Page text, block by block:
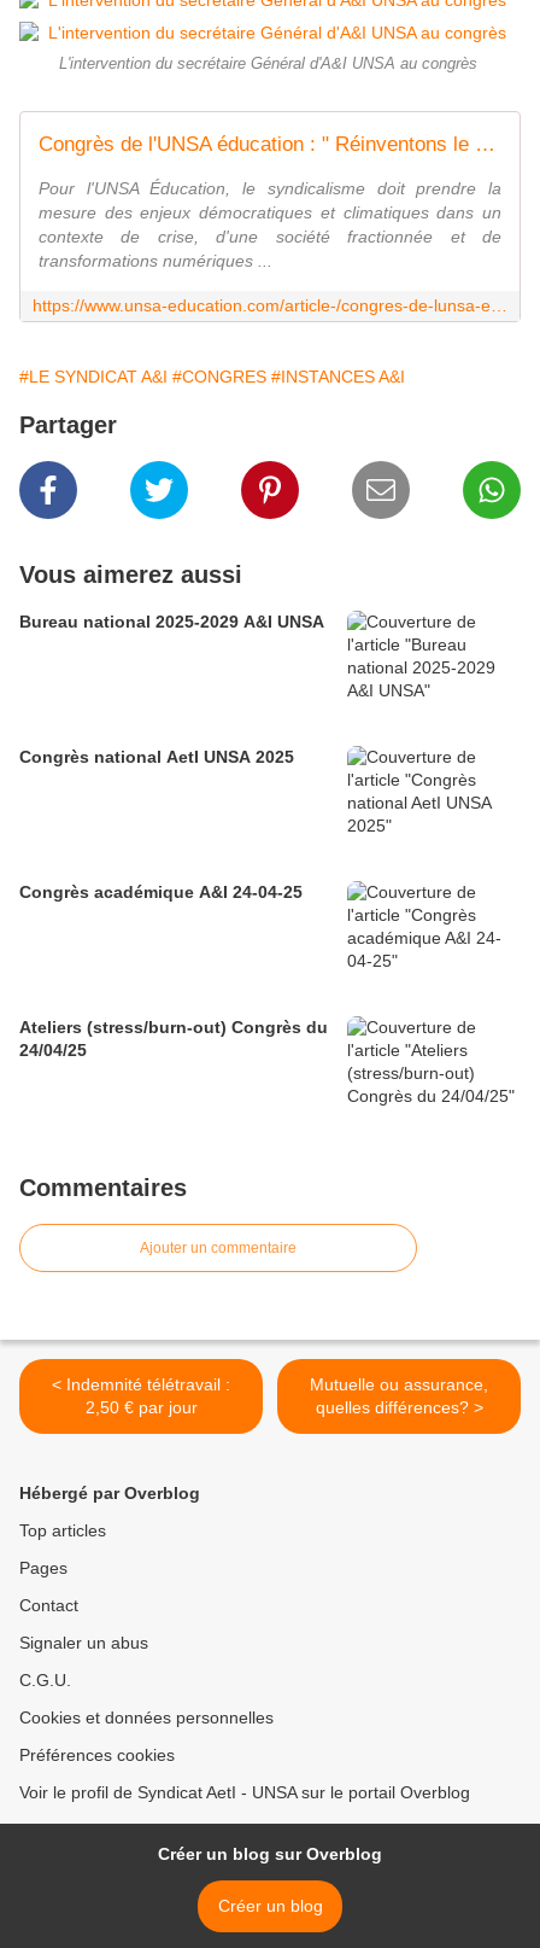
L'intervention du secrétaire Général d'A&I UNSA au congrès
Congrès de l'UNSA éducation : " Réinventons le syndicalisme " - UNSA‑Education.com
Pour l'UNSA Éducation, le syndicalisme doit prendre la
mesure des enjeux démocratiques et climatiques dans un
contexte de crise, d'une société fractionnée et de
transformations numériques ...
#LE SYNDICAT A&I #CONGRES #INSTANCES A&I
Partager
Vous aimerez aussi
Bureau national 2025-2029 A&I UNSA
Congrès national AetI UNSA 2025
Congrès académique A&I 24-04-25
Ateliers (stress/burn-out) Congrès du
24/04/25
Commentaires
Ajouter un commentaire
< Indemnité télétravail :
2,50 € par jour
Mutuelle ou assurance,
quelles différences? >
Hébergé par Overblog
Top articles
Pages
Contact
Signaler un abus
C.G.U.
Cookies et données personnelles
Préférences cookies
Voir le profil de Syndicat AetI - UNSA sur le portail Overblog
Créer un blog sur Overblog
Créer un blog